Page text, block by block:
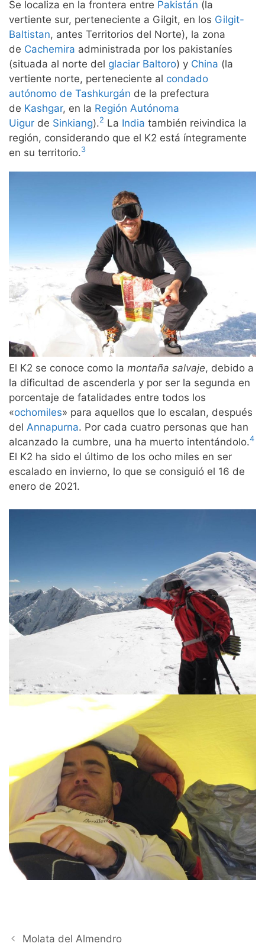
​Se localiza en la frontera entre Pakistán (la
vertiente sur, perteneciente a Gilgit, en los Gilgit-
Baltistan, antes Territorios del Norte), la zona
de Cachemira administrada por los pakistaníes
(situada al norte del glaciar Baltoro) y China (la
vertiente norte, perteneciente al condado
autónomo de Tashkurgán de la prefectura
de Kashgar, en la Región Autónoma
Uigur de Sinkiang).2 ​ La India también reivindica la
región, considerando que el K2 está íntegramente
en su territorio.3
El K2 se conoce como la montaña salvaje, debido a
la dificultad de ascenderla y por ser la segunda en
porcentaje de fatalidades entre todos los
«ochomiles» para aquellos que lo escalan, después
del Annapurna. Por cada cuatro personas que han
alcanzado la cumbre, una ha muerto intentándolo.4
El K2 ha sido el último de los ocho miles en ser
escalado en invierno, lo que se consiguió el 16 de
enero de 2021.
Molata del Almendro